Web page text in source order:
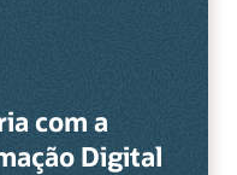
com a
Digital